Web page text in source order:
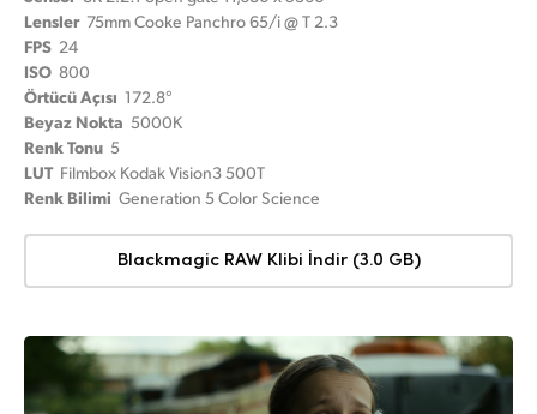
Lensler 75mm Cooke Panchro 65/i @ T 2.3
FPS 24
ISO 800
Örtücü Açısı 172.8°
Beyaz Nokta 5000K
Renk Tonu 5
LUT Filmbox Kodak Vision3 500T
Renk Bilimi Generation 5 Color Science
Blackmagic RAW Klibi İndir (3.0 GB)